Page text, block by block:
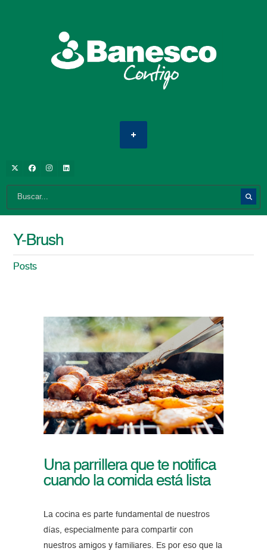
Y-Brush
Posts
Una parrillera que te notifica
cuando la comida está lista
La cocina es parte fundamental de nuestros
días, especialmente para compartir con
nuestros amigos y familiares. Es por eso que la